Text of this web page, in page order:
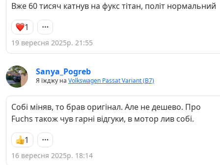
Вже 60 тисяч катнув на фукс тітан, політ нормальний
1
19 вересня 2025р. 21:55
Sanya_Pogreb
Я їжджу на Volkswagen Passat Variant (B7)
Собі міняв, то брав оригінал. Але не дешево. Про
Fuchs також чув гарні відгуки, в мотор лив собі.
1
16 вересня 2025р. 18:14